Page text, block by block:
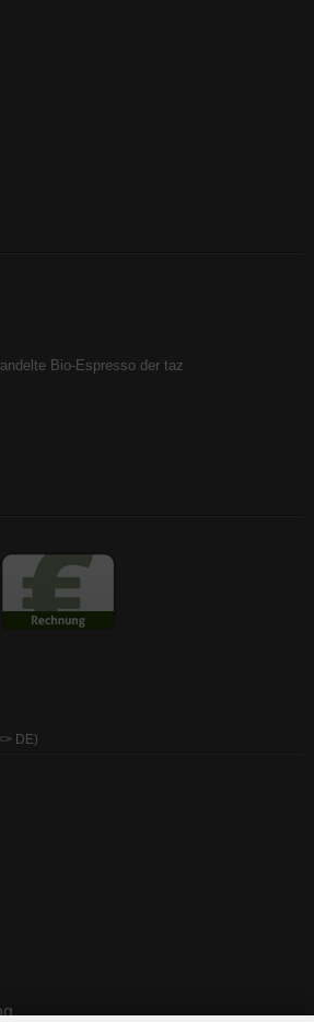
Bio-Espresso der taz
DE)